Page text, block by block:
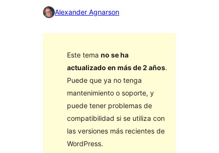
Alexander Agnarson
Este tema no se ha
actualizado en más de 2 años.
Puede que ya no tenga
mantenimiento o soporte, y
puede tener problemas de
compatibilidad si se utiliza con
las versiones más recientes de
WordPress.